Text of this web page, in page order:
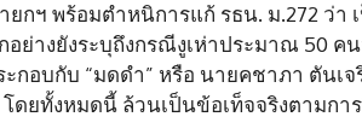
กฯ พร้อมตำหนิการแก้ รธน. ม.272 ว่า
ย่างยังระบุถึงกรณีงูเห่าประมาณ 50 ค
กอบกับ “มดดำ” หรือ นายคชาภา ตันเจ
ยทั้งหมดนี้ ล้วนเป็นข้อเท็จจริงตามกา